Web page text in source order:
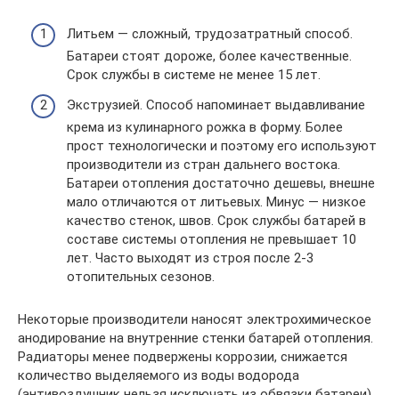
Литьем — сложный, трудозатратный способ.
Батареи стоят дороже, более качественные.
Срок службы в системе не менее 15 лет.
Экструзией. Способ напоминает выдавливание
крема из кулинарного рожка в форму. Более
прост технологически и поэтому его используют
производители из стран дальнего востока.
Батареи отопления достаточно дешевы, внешне
мало отличаются от литьевых. Минус — низкое
качество стенок, швов. Срок службы батарей в
составе системы отопления не превышает 10
лет. Часто выходят из строя после 2-3
отопительных сезонов.
Некоторые производители наносят электрохимическое
анодирование на внутренние стенки батарей отопления.
Радиаторы менее подвержены коррозии, снижается
количество выделяемого из воды водорода